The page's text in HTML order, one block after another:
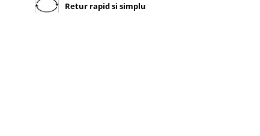
Retur rapid si simplu